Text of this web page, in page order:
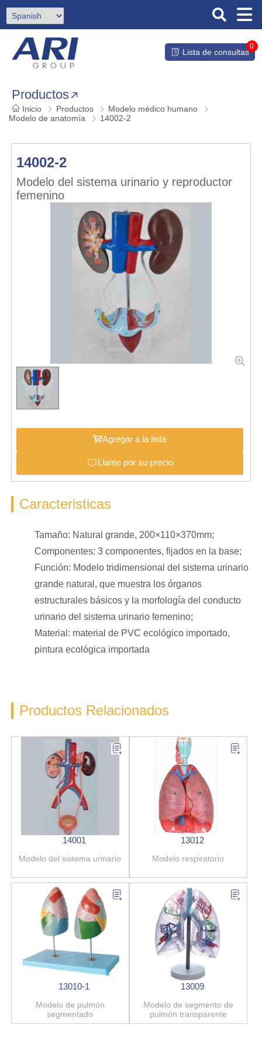
Lista de consultas
0
Productos
Inicio Productos
Modelo médico humano
Modelo de anatomía
14002-2
14002-2
Modelo del sistema urinario y reproductor
femenino
Agregar a la lista
Llame por su precio
Caracteristicas
Tamaño: Natural grande, 200×110×370mm;
Componentes: 3 componentes, fijados en la base;
Función: Modelo tridimensional del sistema urinario
grande natural, que muestra los órganos
estructurales básicos y la morfología del conducto
urinario del sistema urinario femenino;
Material: material de PVC ecológico importado,
pintura ecológica importada
Productos Relacionados
14001
Modelo del sistema urinario
13012
Modelo respiratorio
13010-1
Modelo de pulmón
segmentado
13009
Modelo de segmento de
pulmón transparente